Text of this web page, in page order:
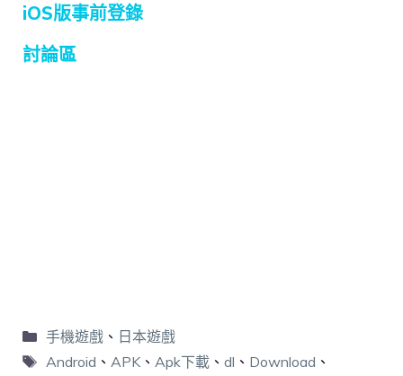
iOS版事前登錄
討論區
手機遊戲、 日本遊戲
Android 、 APK、 Apk下載、 dl 、 Download 、